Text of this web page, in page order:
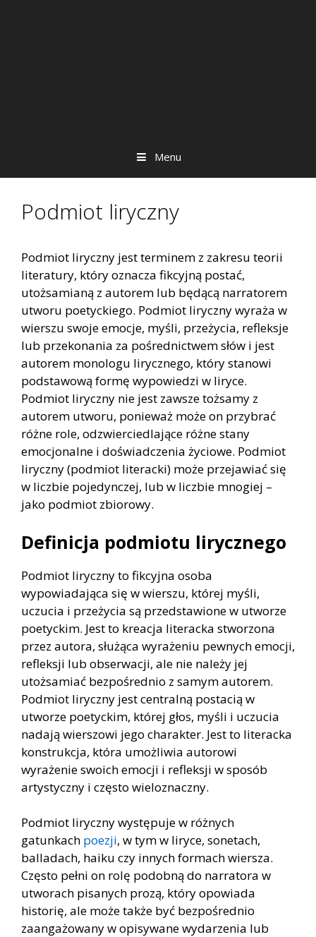
Menu
Podmiot liryczny
Podmiot liryczny jest terminem z zakresu teorii
literatury, który oznacza fikcyjną postać,
utożsamianą z autorem lub będącą narratorem
utworu poetyckiego. Podmiot liryczny wyraża w
wierszu swoje emocje, myśli, przeżycia, refleksje
lub przekonania za pośrednictwem słów i jest
autorem monologu lirycznego, który stanowi
podstawową formę wypowiedzi w liryce.
Podmiot liryczny nie jest zawsze tożsamy z
autorem utworu, ponieważ może on przybrać
różne role, odzwierciedlające różne stany
emocjonalne i doświadczenia życiowe. Podmiot
liryczny (podmiot literacki) może przejawiać się
w liczbie pojedynczej, lub w liczbie mnogiej –
jako podmiot zbiorowy.
Definicja podmiotu lirycznego
Podmiot liryczny to fikcyjna osoba
wypowiadająca się w wierszu, której myśli,
uczucia i przeżycia są przedstawione w utworze
poetyckim. Jest to kreacja literacka stworzona
przez autora, służąca wyrażeniu pewnych emocji,
refleksji lub obserwacji, ale nie należy jej
utożsamiać bezpośrednio z samym autorem.
Podmiot liryczny jest centralną postacią w
utworze poetyckim, której głos, myśli i uczucia
nadają wierszowi jego charakter. Jest to literacka
konstrukcja, która umożliwia autorowi
wyrażenie swoich emocji i refleksji w sposób
artystyczny i często wieloznaczny.
Podmiot liryczny występuje w różnych
gatunkach poezji, w tym w liryce, sonetach,
balladach, haiku czy innych formach wiersza.
Często pełni on rolę podobną do narratora w
utworach pisanych prozą, który opowiada
historię, ale może także być bezpośrednio
zaangażowany w opisywane wydarzenia lub